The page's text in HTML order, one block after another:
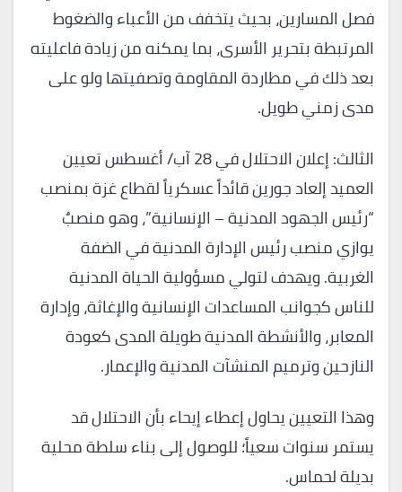
فصل المسارين، بحيث يتخفف من الأعباء والضغوط
المرتبطة بتحرير الأسرى، بما يمكنه من زيادة فاعليته
بعد ذلك في مطاردة المقاومة وتصفيتها ولو على
مدى زمني طويل.
الثالث: إعلان الاحتلال في 28 آب/ أغسطس تعيين
العميد إلعاد جورين قائداً عسكرياً لقطاع غزة بمنصب
“رئيس الجهود المدنية – الإنسانية”، وهو منصبٌ
يوازي منصب رئيس الإدارة المدنية في الضفة
الغربية. ويهدف لتولي مسؤولية الحياة المدنية
للناس كجوانب المساعدات الإنسانية والإغاثة، وإدارة
المعابر، والأنشطة المدنية طويلة المدى كعودة
النازحين وترميم المنشآت المدنية والإعمار.
وهذا التعيين يحاول إعطاء إيحاء بأن الاحتلال قد
يستمر سنوات سعياً؛ للوصول إلى بناء سلطة محلية
بديلة لحماس.